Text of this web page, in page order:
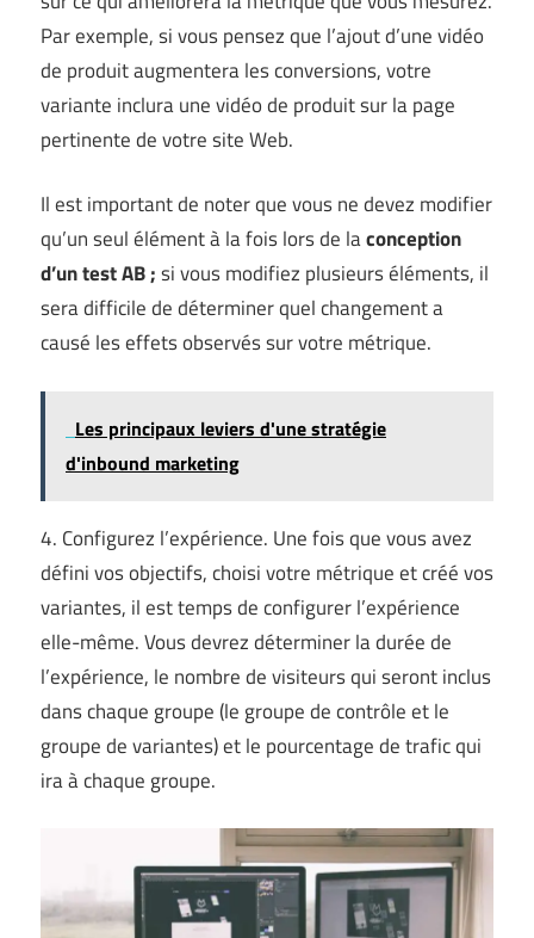
Par exemple, si vous pensez que l’ajout d’une vidéo
de produit augmentera les conversions, votre
variante inclura une vidéo de produit sur la page
pertinente de votre site Web.
Il est important de noter que vous ne devez modifier
qu’un seul élément à la fois lors de laconception
d’un test AB ;si vous modifiez plusieurs éléments, il
sera difficile de déterminer quel changement a
causé les effets observés sur votre métrique.
Les principaux leviers d'une stratégie
d'inbound marketing
4. Configurez l’expérience. Une fois que vous avez
défini vos objectifs, choisi votre métrique et créé vos
variantes, il est temps de configurer l’expérience
elle-même. Vous devrez déterminer la durée de
l’expérience, le nombre de visiteurs qui seront inclus
dans chaque groupe (le groupe de contrôle et le
groupe de variantes) et le pourcentage de trafic qui
ira à chaque groupe.